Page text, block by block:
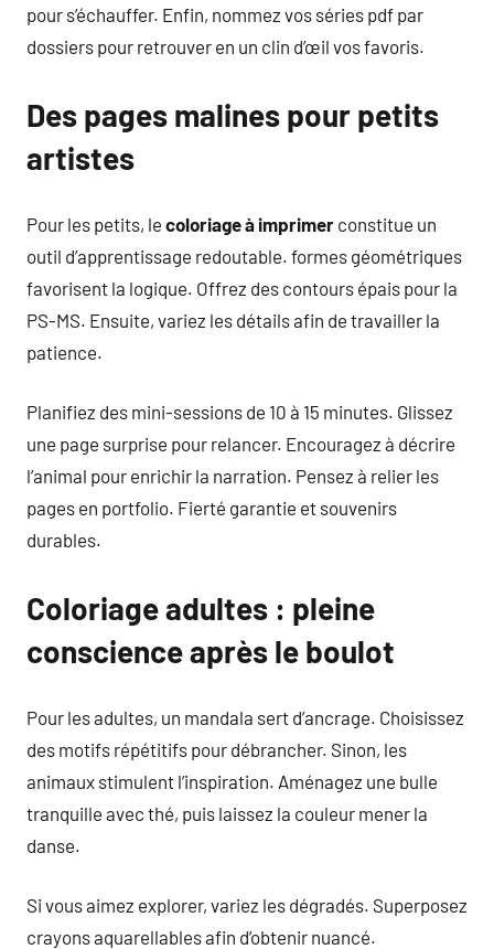
pour s’échauffer. Enfin, nommez vos séries pdf par
dossiers pour retrouver en un clin d’œil vos favoris.
Des pages malines pour petits
artistes
Pour les petits, le coloriage à imprimer constitue un
outil d’apprentissage redoutable. formes géométriques
favorisent la logique. Offrez des contours épais pour la
PS-MS. Ensuite, variez les détails afin de travailler la
patience.
Planifiez des mini-sessions de 10 à 15 minutes. Glissez
une page surprise pour relancer. Encouragez à décrire
l’animal pour enrichir la narration. Pensez à relier les
pages en portfolio. Fierté garantie et souvenirs
durables.
Coloriage adultes : pleine
conscience après le boulot
Pour les adultes, un mandala sert d’ancrage. Choisissez
des motifs répétitifs pour débrancher. Sinon, les
animaux stimulent l’inspiration. Aménagez une bulle
tranquille avec thé, puis laissez la couleur mener la
danse.
Si vous aimez explorer, variez les dégradés. Superposez
crayons aquarellables afin d’obtenir nuancé.